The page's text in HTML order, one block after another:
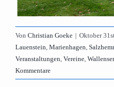
Von Christian Goeke | Oktober
Lauenstein, Marienhagen,
Veranstaltungen, Vereine,
Kommentare